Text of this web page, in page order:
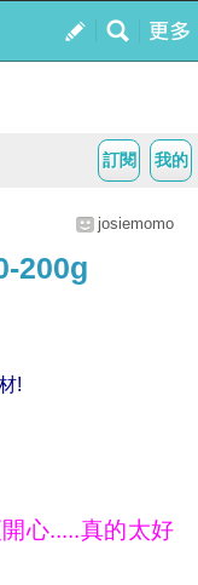
我的
訂閱
josiemomo
200g
!
心.....真的太好